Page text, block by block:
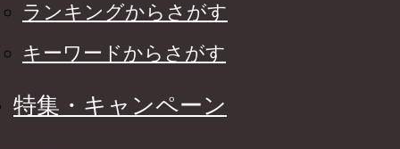
ランキングからさがす
キーワードからさがす
特集・キャンペーン